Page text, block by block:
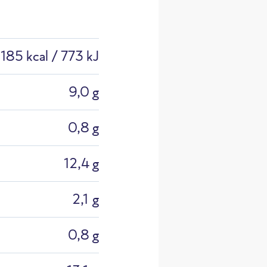
185 kcal / 773 kJ
9,0 g
0,8 g
12,4 g
2,1 g
0,8 g